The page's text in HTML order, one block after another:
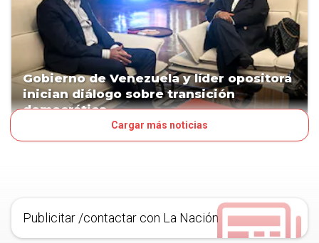
Gobierno de Venezuela y líder opositora
inician diálogo sobre transición
democrática
Cargar más noticias
Publicitar /contactar con La Nación